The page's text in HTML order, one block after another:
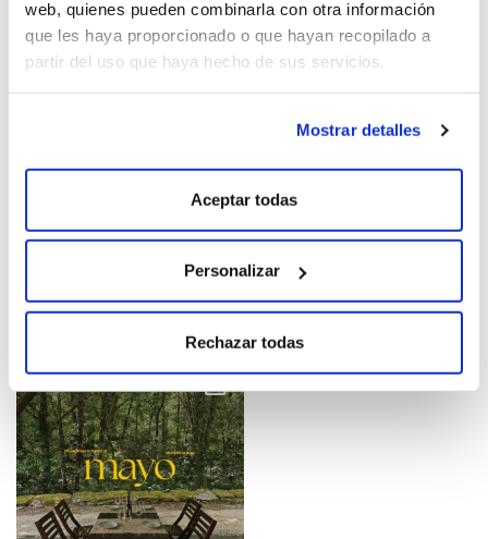
web, quienes pueden combinarla con otra información
que les haya proporcionado o que hayan recopilado a
partir del uso que haya hecho de sus servicios.
Mostrar detalles
Aceptar todas
Personalizar
Rechazar todas